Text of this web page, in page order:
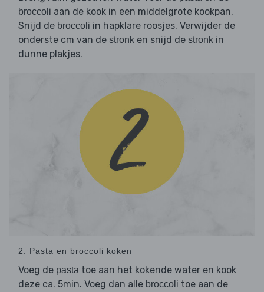
broccoli aan de kook in een middelgrote kookpan.
Snijd de broccoli in hapklare roosjes. Verwijder de
onderste cm van de stronk en snijd de stronk in
dunne plakjes.
2. Pasta en broccoli koken
Voeg de pasta toe aan het kokende water en kook
deze ca. 5min. Voeg dan alle broccoli toe aan de